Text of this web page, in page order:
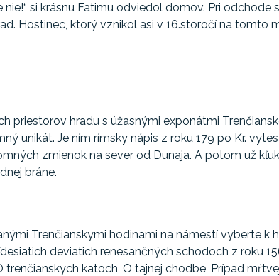
si krásnu Fatimu odviedol domov. Pri
Hostinec, ktorý vznikol asi v 16.storočí na tomto
priestorov hradu s úžasnými exponátmi
unikát. Je ním rímsky nápis z roku 179 po Kr.
zmienok na sever od Dunaja. A potom už
bráne.
Trenčianskymi hodinami na námestí vyberte k
deviatich renesančných schodoch z roku
trenčianskych katoch, O tajnej chodbe, Prípad